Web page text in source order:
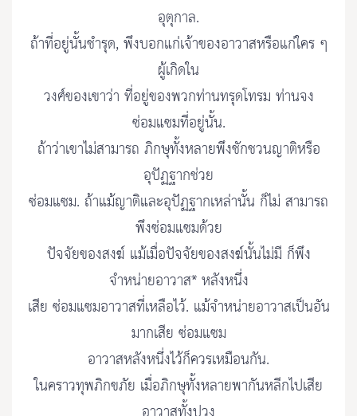
อุตุกาล.
ถ้าที่อยู่นั้นชำรุด, พึงบอกแก่เจ้าของอาวาสหรือแก่ใคร ๆ
ผู้เกิดใน
วงศ์ของเขาว่า ที่อยู่ของพวกท่านทรุดโทรม ท่านจง
ซ่อมแซมที่อยู่นั้น.
ถ้าว่าเขาไม่สามารถ ภิกษุทั้งหลายพึงชักชวนญาติหรือ
อุปัฏฐากช่วย
ซ่อมแซม. ถ้าแม้ญาติและอุปัฏฐากเหล่านั้น ก็ไม่ สามารถ
พึงซ่อมแซมด้วย
ปัจจัยของสงฆ์ แม้เมื่อปัจจัยของสงฆ์นั้นไม่มี ก็พึง
จำหน่ายอาวาส* หลังหนึ่ง
เสีย ซ่อมแซมอาวาสที่เหลือไว้. แม้จำหน่ายอาวาสเป็นอัน
มากเสีย ซ่อมแซม
อาวาสหลังหนึ่งไว้ก็ควรเหมือนกัน.
ในคราวทุพภิกขภัย เมื่อภิกษุทั้งหลายพากันหลีกไปเสีย